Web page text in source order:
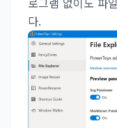
로그램 없이도 파
다.